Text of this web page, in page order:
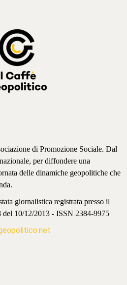
di Promozione Sociale. Dal
per diffondere una
delle dinamiche geopolitiche che
giornalistica registrata presso il
10/12/2013 - ISSN 2384-9975